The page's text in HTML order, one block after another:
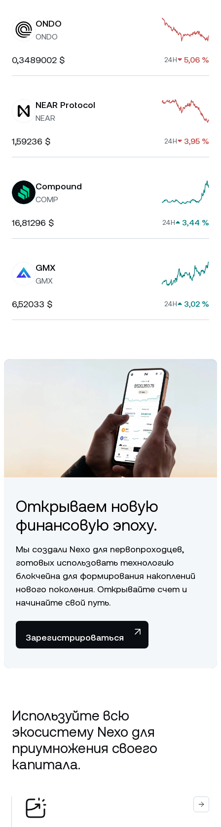
ONDO
ONDO
0,3489002 $ 24H 5,06 %
NEAR Protocol
NEAR
1,59236 $ 24H 3,95 %
Compound
COMP
16,81296 $ 24H 3,44 %
GMX
GMX
6,52033 $ 24H 3,02 %
Открываем новую
финансовую эпоху.
Мы создали Nexo для первопроходцев,
готовых использовать технологию
блокчейна для формирования накоплений
нового поколения. Открывайте счет и
начинайте свой путь.
Зарегистрироваться
Используйте всю
экосистему Nexo для
приумножения своего
капитала.